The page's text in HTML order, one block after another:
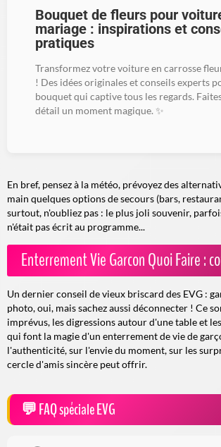
Bouquet de fleurs pour
mariage : inspirations et
pratiques
Transformez votre voiture en carrosse
! Des idées originales et conseils experts
bouquet qui captive tous les regards.
détail un moment magique. ✨
En bref, pensez à la météo, prévoyez des
main quelques options de secours (bars,
surtout, n'oubliez pas : le plus joli souvenir,
n'était pas écrit au programme...
Enterrement Vie Garcon Quoi Faire :
Un dernier conseil de vieux briscard des EVG :
photo, oui, mais sachez aussi déconnecter ! Ce
imprévus, les digressions autour d'une table et
qui font la magie d'un enterrement de vie de
l'authenticité, sur l'envie du moment, sur les
cercle d'amis sincère peut offrir.
FAQ spéciale EVG